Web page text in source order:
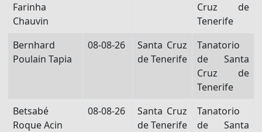
Farinha
Chauvin
Cruz de
Tenerife
Bernhard
Poulain Tapia
08-08-26
Santa Cruz
de Tenerife
Tanatorio
de Santa
Cruz de
Tenerife
Betsabé
Roque Acin
08-08-26
Santa Cruz
de Tenerife
Tanatorio
de Santa